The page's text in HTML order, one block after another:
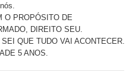
O PROPÓSITO DE
DIREITO SEU.
QUE TUDO VAI ACONTECER.
5 ANOS.